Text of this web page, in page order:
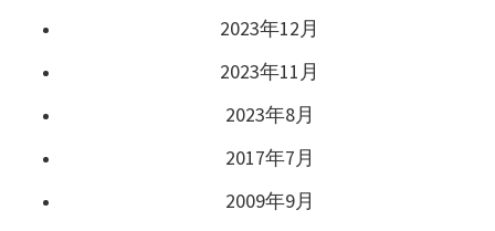
2023年12月
2023年11月
2023年8月
2017年7月
2009年9月